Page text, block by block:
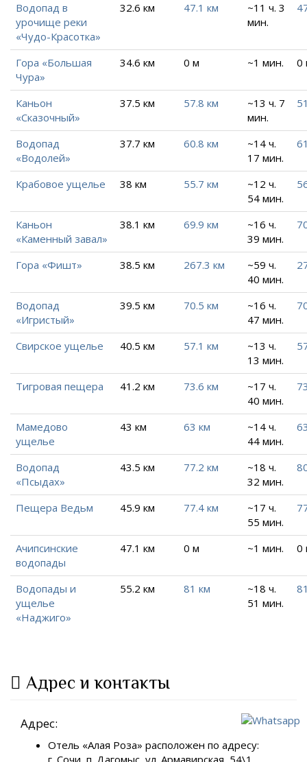
Водопад в
урочище реки
«Чудо-Красотка»
32.6 км 47.1 км
~11 ч. 3
мин.
Гора «Большая
Чура»
34.6 км 0 м ~1 мин. 0
Каньон
«Сказочный»
37.5 км 57.8 км
~13 ч. 7
мин.
Водопад
«Водолей»
37.7 км 60.8 км
~14 ч.
17 мин.
Крабовое ущелье 38 км 55.7 км
~12 ч.
54 мин.
Каньон
«Каменный завал»
38.1 км 69.9 км
~16 ч.
39 мин.
Гора «Фишт» 38.5 км 267.3 км
~59 ч.
40 мин.
Водопад
«Игристый»
39.5 км 70.5 км
~16 ч.
47 мин.
Свирское ущелье 40.5 км 57.1 км
~13 ч.
13 мин.
Тигровая пещера 41.2 км 73.6 км
~17 ч.
40 мин.
Мамедово
ущелье
43 км 63 км
~14 ч.
44 мин.
Водопад
«Псыдах»
43.5 км 77.2 км
~18 ч.
32 мин.
Пещера Ведьм 45.9 км 77.4 км
~17 ч.
55 мин.
Ачипсинские
водопады
47.1 км 0 м ~1 мин. 0
Водопады и
ущелье
«Наджиго»
55.2 км 81 км
~18 ч.
51 мин.
Адрес и контакты
Адрес:
Отель «Алая Роза» расположен по адресу: